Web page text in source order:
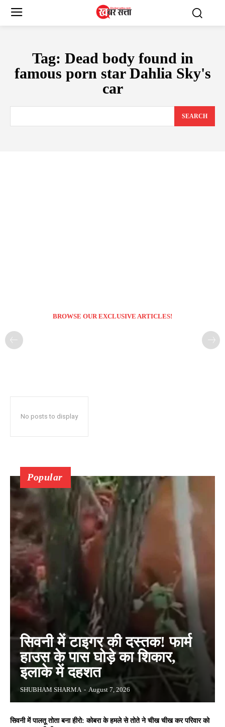
Tag: Dead body found in
famous porn star Dahlia Sky's
car
SEARCH
BROWSE OUR EXCLUSIVE ARTICLES!
No posts to display
Popular
सिवनी में टाइगर की दस्तक! फार्म
हाउस के पास घोड़े का शिकार,
इलाके में दहशत
SHUBHAM SHARMA - August 7, 2026
सिवनी में पालतू तोता बना हीरो: कोबरा के हमले से तोते ने चीख चीख कर परिवार को